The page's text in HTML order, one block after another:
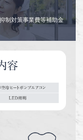
制対策事業費等補助金